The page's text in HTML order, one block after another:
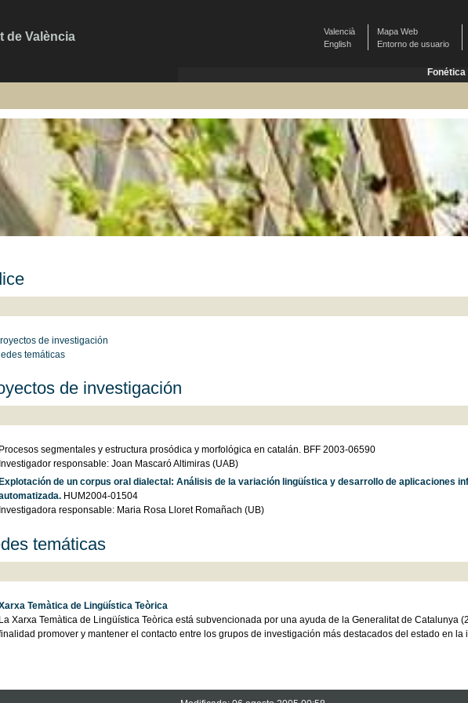
de València
Mapa Web
Entorno de usuario
Valencià
English
de investigación
temáticas
de investigación
Procesos segmentales y estructura prosódica y morfológica en catalán. BFF 2003-06590
Investigador responsable: Joan Mascaró Altimiras (UAB)
de un corpus oral dialectal: Análisis de la variación lingüística y desarrollo de aplicaciones
HUM2004-01504
Investigadora responsable: Maria Rosa Lloret Romañach (UB)
temáticas
Temàtica de Lingüística Teòrica
La Xarxa Temàtica de Lingüística Teòrica está subvencionada por una ayuda de la Generalitat de Catalunya
promover y mantener el contacto entre los grupos de investigación más destacados del estado en la